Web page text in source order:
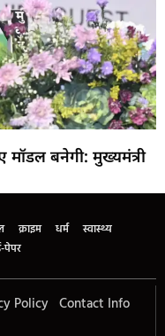
बनेगी: मुख्यमंत्री
क्राइम धर्म
स्वास्थ्य
पेपर
Policy Contact Info